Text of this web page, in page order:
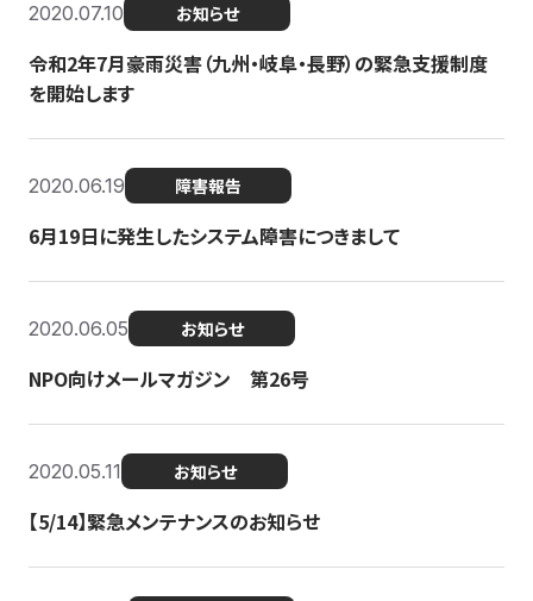
2020.07.10 お知らせ
令和2年7月豪雨災害（九州・岐阜・長野）の緊急支援制度
を開始します
2020.06.19 障害報告
6月19日に発生したシステム障害につきまして
2020.06.05 お知らせ
NPO向けメールマガジン 第26号
2020.05.11 お知らせ
【5/14】緊急メンテナンスのお知らせ